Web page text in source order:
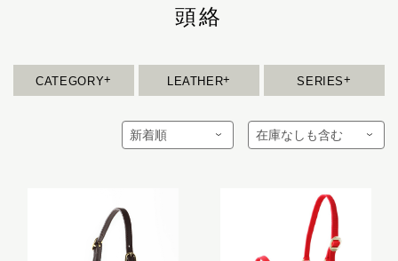
頭絡
CATEGORY LEATHER SERIES
インテリア
レース鞍
エリテ
エリン
オフィサー
キャバレッティ
ギャロップ